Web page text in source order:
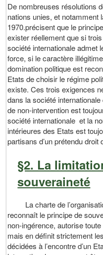
De nombreuses résolutions
nations unies, et notamment
1970.précisent que le
exister réellement que si
société internationale admet
force, si le caractère
domination politique est
Etats de choisir le régime
existe. Ces trois exigences
dans la société
de non-intervention est
société internationale et la
intérieures des Etats est
partisans d’un prétendu droit
§2. La
souveraineté
La charte de
reconnaît le principe de
non-ingérence, autorise
mais en définit strictement
décidées à l’encontre d’un